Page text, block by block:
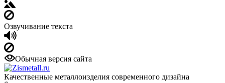
Озвучивание текста
Обычная версия сайта
Качественные металлоизделия современного дизайна